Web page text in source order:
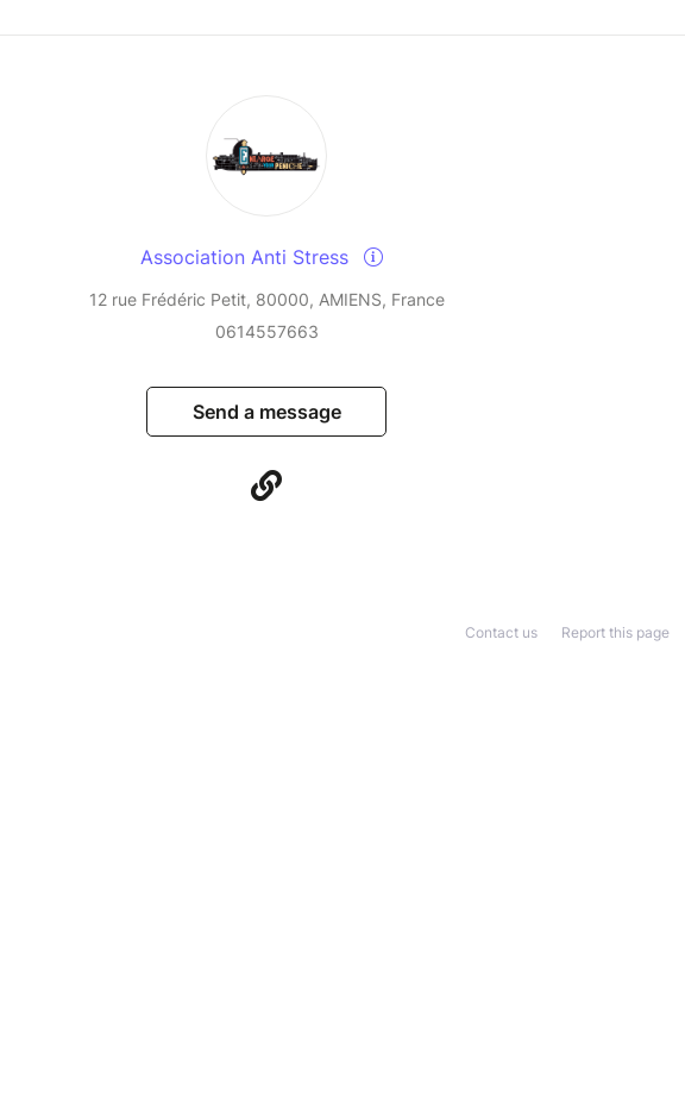
Association Anti Stress
12 rue Frédéric Petit, 80000, AMIENS, France
0614557663
Send a message
Report this page
Contact us